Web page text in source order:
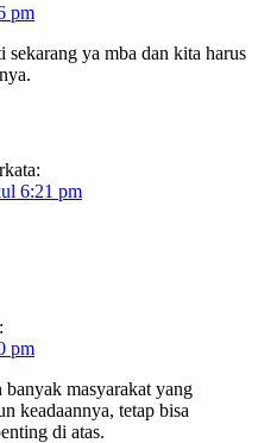
pm
sekarang ya mba dan kita harus
6:21 pm
pm
banyak masyarakat yang
keadaannya, tetap bisa
di atas.